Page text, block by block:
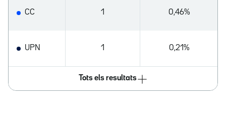
CC 1 0,46%
UPN 1 0,21%
Tots els resultats